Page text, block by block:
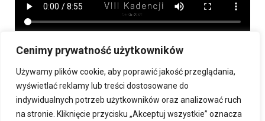
Cenimy prywatność użytkowników
Używamy plików cookie, aby poprawić jakość przeglądania,
wyświetlać reklamy lub treści dostosowane do
indywidualnych potrzeb użytkowników oraz analizować ruch
na stronie. Kliknięcie przycisku „Akceptuj wszystkie” oznacza